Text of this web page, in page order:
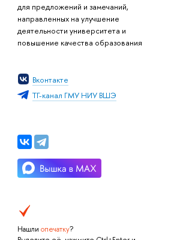
для предложений и замечаний,
направленных на улучшение
деятельности университета и
повышение качества образования
Вконтакте
ТГ-канал ГМУ НИУ ВШЭ
Нашли опечатку?